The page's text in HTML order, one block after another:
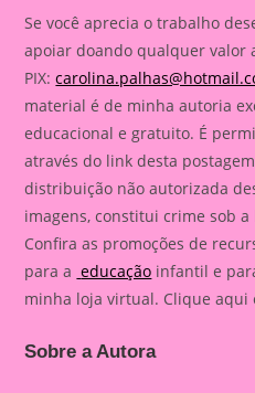
Se você aprecia o trabalho
apoiar doando qualquer valor
PIX:
material é de minha autoria
educacional e gratuito. É
através do link desta
distribuição não autorizada
imagens, constitui crime sob
Confira as promoções de
para a educação infantil e
minha loja virtual. Clique aqui
Sobre a Autora